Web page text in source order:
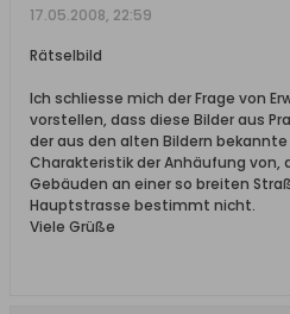
17.05.2008, 22:59
Rätselbild
Ich schliesse mich der Frage von
vorstellen, dass diese Bilder aus
der aus den alten Bildern
Charakteristik der Anhäufung von,
Gebäuden an einer so breiten
Hauptstrasse bestimmt nicht.
Viele Grüße